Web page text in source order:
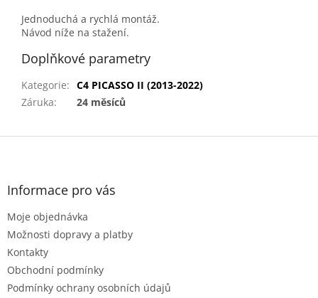
Jednoduchá a rychlá montáž.
Návod níže na stažení.
Doplňkové parametry
Kategorie: C4 PICASSO II (2013-2022)
Záruka: 24 měsíců
Z
Informace pro vás
Moje objednávka
Možnosti dopravy a platby
Kontakty
Obchodní podmínky
Podmínky ochrany osobních údajů